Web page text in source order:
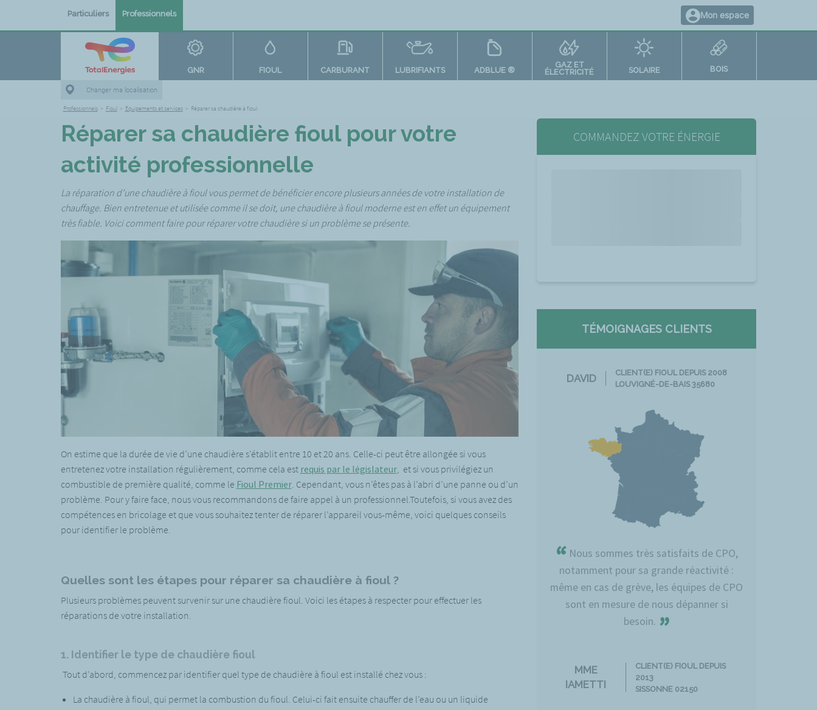
Particuliers Professionnels Mon espace
GNR FIOUL CARBURANT LUBRIFIANTS ADBLUE ®
GAZ ET
ÉLECTRICITÉ
SOLAIRE BOIS
Changer ma localisation
Professionnels > Fioul > Equipements et services > Réparer sa chaudière à fioul
Réparer sa chaudière fioul pour votre
activité professionnelle
La réparation d’une chaudière à fioul vous permet de bénéficier encore plusieurs années de votre installation de
chauffage. Bien entretenue et utilisée comme il se doit, une chaudière à fioul moderne est en effet un équipement
très fiable. Voici comment faire pour réparer votre chaudière si un problème se présente.
On estime que la durée de vie d’une chaudière s’établit entre 10 et 20 ans. Celle-ci peut être allongée si vous
entretenez votre installation régulièrement, comme cela est requis par le législateur, et si vous privilégiez un
combustible de première qualité, comme le Fioul Premier. Cependant, vous n’êtes pas à l’abri d’une panne ou d’un
problème. Pour y faire face, nous vous recommandons de faire appel à un professionnel.Toutefois, si vous avez des
compétences en bricolage et que vous souhaitez tenter de réparer l’appareil vous-même, voici quelques conseils
pour identifier le problème.
Quelles sont les étapes pour réparer sa chaudière à fioul ?
Plusieurs problèmes peuvent survenir sur une chaudière fioul. Voici les étapes à respecter pour effectuer les
réparations de votre installation.
1. Identifier le type de chaudière fioul
Tout d’abord, commencez par identifier quel type de chaudière à fioul est installé chez vous :
La chaudière à fioul, qui permet la combustion du fioul. Celui-ci fait ensuite chauffer de l’eau ou un liquide
COMMANDEZ VOTRE ÉNERGIE
TÉMOIGNAGES CLIENTS
DAVID
CLIENT(E) FIOUL DEPUIS 2008
LOUVIGNÉ-DE-BAIS 35680
“ Nous sommes très satisfaits de CPO,
notamment pour sa grande réactivité :
même en cas de grève, les équipes de CPO
sont en mesure de nous dépanner si
besoin. ”
MME
IAMETTI
CLIENT(E) FIOUL DEPUIS
2013
SISSONNE 02150